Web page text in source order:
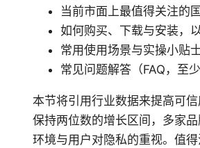
当前市面上最值得关注的
如何购买、下载与安装，
常用使用场景与实操小贴
常见问题解答（FAQ，至
本节将引用行业数据来提高可
保持两位数的增长区间，多家
环境与用户对隐私的重视。值